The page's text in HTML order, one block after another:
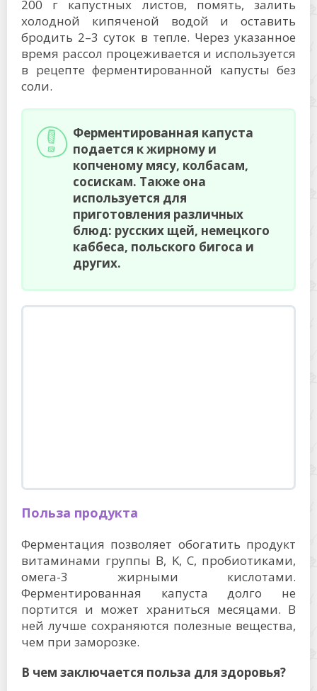
200 г капустных листов, помять, залить
холодной кипяченой водой и оставить
бродить 2–3 суток в тепле. Через указанное
время рассол процеживается и используется
в рецепте ферментированной капусты без
соли.
Ферментированная капуста
подается к жирному и
копченому мясу, колбасам,
сосискам. Также она
используется для
приготовления различных
блюд: русских щей, немецкого
каббеса, польского бигоса и
других.
Польза продукта
Ферментация позволяет обогатить продукт
витаминами группы B, K, C, пробиотиками,
омега-3 жирными кислотами.
Ферментированная капуста долго не
портится и может храниться месяцами. В
ней лучше сохраняются полезные вещества,
чем при заморозке.
В чем заключается польза для здоровья?